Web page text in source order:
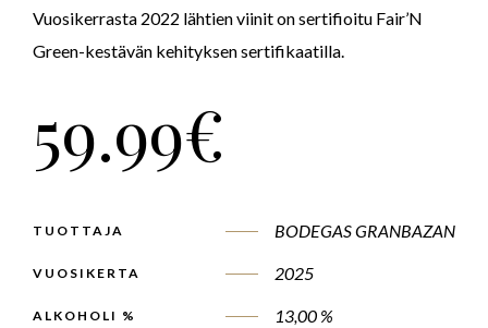
Vuosikerrasta 2022 lähtien viinit on sertifioitu Fair’N
Green-kestävän kehityksen sertifikaatilla.
59.99€
TUOTTAJA BODEGAS GRANBAZAN
VUOSIKERTA 2025
ALKOHOLI % 13,00 %